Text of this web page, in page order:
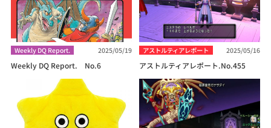
Weekly DQ Report. 2025/05/19
Weekly DQ Report. No.6
アストルティアレポート 2025/05/16
アストルティアレポート.No.455